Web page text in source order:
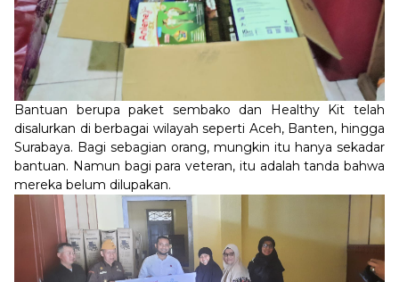
Bantuan berupa paket sembako dan Healthy Kit telah
disalurkan di berbagai wilayah seperti Aceh, Banten, hingga
Surabaya. Bagi sebagian orang, mungkin itu hanya sekadar
bantuan. Namun bagi para veteran, itu adalah tanda bahwa
mereka belum dilupakan.